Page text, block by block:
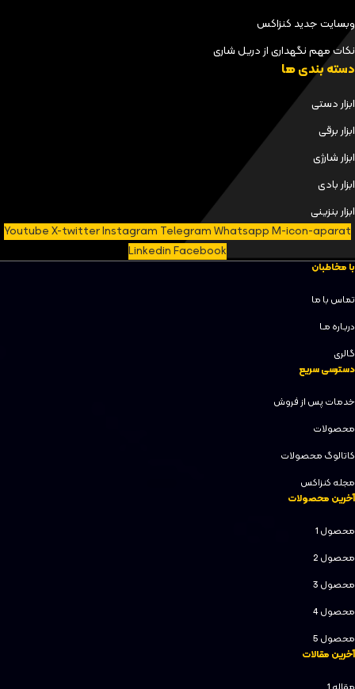
وبسایت جدید کنزاکس
نکات مهم نگهداری از دریل شاری
دسته بندی ها
ابزار دستی
ابزار برقی
ابزار شارژی
ابزار بادی
ابزار بنزینی
YoutubeX-twitterInstagram TelegramWhatsappM-icon-aparat
LinkedinFacebook
با مخاطبان
تماس با ما
دربـاره مـا
گالری
دسترسی سریع
خدمات پس از فروش
محصولات
کاتالوگ محصولات
مجله کنزاکس
آخرین محصولات
محصول 1
محصول 2
محصول 3
محصول 4
محصول 5
آخرین مقالات